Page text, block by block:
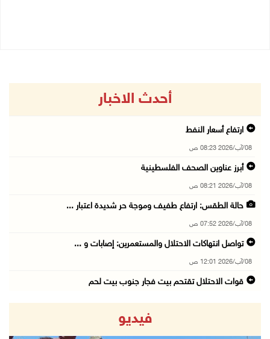
أحدث الاخبار
ارتفاع أسعار النفط
08/آب/2026 08:23 ص
أبرز عناوين الصحف الفلسطينية
08/آب/2026 08:21 ص
حالة الطقس: ارتفاع طفيف وموجة حر شديدة اعتبار ...
08/آب/2026 07:52 ص
تواصل انتهاكات الاحتلال والمستعمرين: إصابات و ...
08/آب/2026 12:01 ص
قوات الاحتلال تقتحم بيت فجار جنوب بيت لحم
أسعار الغذاء العالمية عند أعلى مستوى منذ 3 سن ...
فيديو